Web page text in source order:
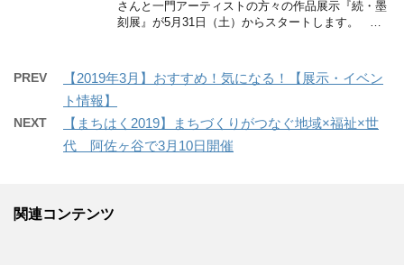
さんと一門アーティストの方々の作品展示『続・墨
刻展』が5月31日（土）からスタートします。 …
PREV
【2019年3月】おすすめ！気になる！【展示・イベン
ト情報】
NEXT
【まちはく2019】まちづくりがつなぐ地域×福祉×世
代 阿佐ヶ谷で3月10日開催
関連コンテンツ